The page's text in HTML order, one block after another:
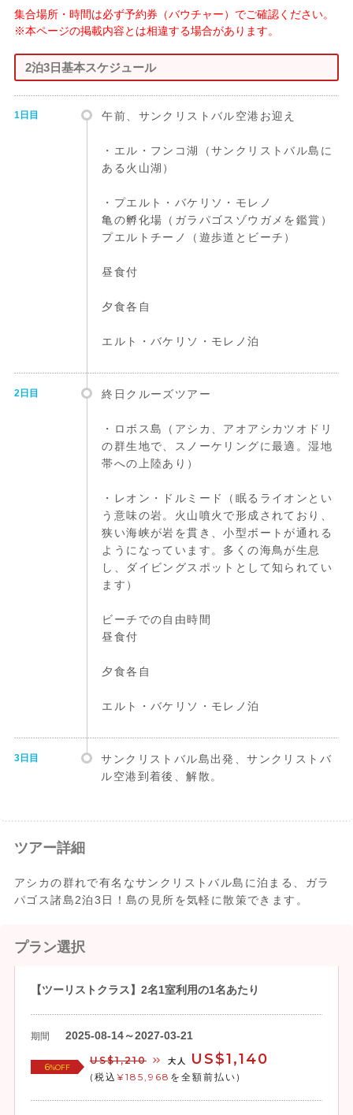
集合場所・時間は必ず予約券（バウチャー）でご確認ください。
※本ページの掲載内容とは相違する場合があります。
2泊3日基本スケジュール
1日目 午前、サンクリストバル空港お迎え
・エル・フンコ湖（サンクリストバル島に
ある火山湖）
・プエルト・バケリソ・モレノ
亀の孵化場（ガラパゴスゾウガメを鑑賞）
プエルトチーノ（遊歩道とビーチ）
昼食付
夕食各自
エルト・バケリソ・モレノ泊
2日目 終日クルーズツアー
・ロボス島（アシカ、アオアシカツオドリ
の群生地で、スノーケリングに最適。湿地
帯への上陸あり）
・レオン・ドルミード（眠るライオンとい
う意味の岩。火山噴火で形成されており、
狭い海峡が岩を貫き、小型ボートが通れる
ようになっています。多くの海鳥が生息
し、ダイビングスポットとして知られてい
ます）
ビーチでの自由時間
昼食付
夕食各自
エルト・バケリソ・モレノ泊
3日目
サンクリストバル島出発、サンクリストバ
ル空港到着後、解散。
ツアー詳細
アシカの群れで有名なサンクリストバル島に泊まる、ガラ
パゴス諸島2泊3日！島の見所を気軽に散策できます。
プラン選択
【ツーリストクラス】2名1室利用の1名あたり
期間 2025-08-14～2027-03-21
6%OFF
US$1,210 大人 US$1,140
(税込 ¥185,968 を全額前払い)